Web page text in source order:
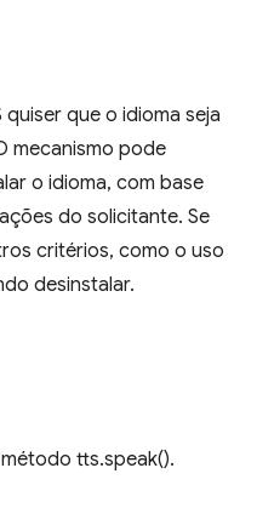
que o idioma seja
mecanismo pode
o idioma, com base
do solicitante. Se
critérios, como o uso
desinstalar.
tts.speak().